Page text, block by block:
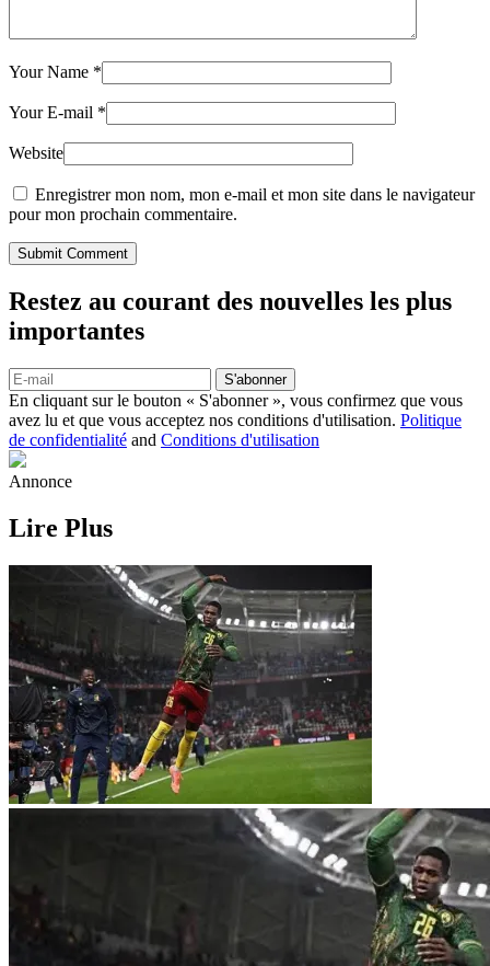
Your Name *
Your E-mail *
Website
Enregistrer mon nom, mon e-mail et mon site dans le navigateur
pour mon prochain commentaire.
Submit Comment
Restez au courant des nouvelles les plus
importantes
S'abonner
En cliquant sur le bouton « S'abonner », vous confirmez que vous
avez lu et que vous acceptez nos conditions d'utilisation. Politique
de confidentialité and Conditions d'utilisation
Annonce
Lire Plus